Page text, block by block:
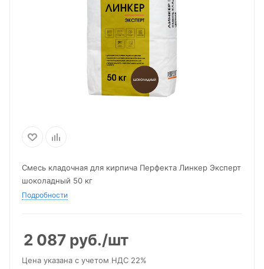
Смесь кладочная для кирпича Перфекта Линкер Эксперт
шоколадный 50 кг
Подробности
2 087 руб./шт
Цена указана с учетом НДС 22%